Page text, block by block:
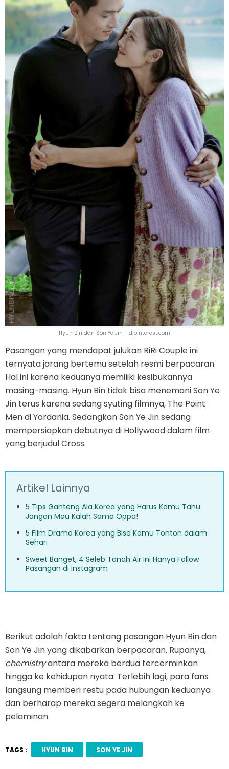
Hyun Bin dan Son Ye Jin | id.pinterest.com
Pasangan yang mendapat julukan RiRi Couple ini
ternyata jarang bertemu setelah resmi berpacaran.
Hal ini karena keduanya memiliki kesibukannya
masing-masing. Hyun Bin tidak bisa menemani Son Ye
Jin terus karena sedang syuting filmnya, The Point
Men di Yordania. Sedangkan Son Ye Jin sedang
mempersiapkan debutnya di Hollywood dalam film
yang berjudul Cross.
Artikel Lainnya
5 Tips Ganteng Ala Korea yang Harus Kamu Tahu.
Jangan Mau Kalah Sama Oppa!
5 FIlm Drama Korea yang Bisa Kamu Tonton dalam
Sehari
Sweet Banget, 4 Seleb Tanah Air Ini Hanya Follow
Pasangan di Instagram
Berikut adalah fakta tentang pasangan Hyun Bin dan
Son Ye Jin yang dikabarkan berpacaran. Rupanya,
chemistryantara mereka berdua tercerminkan
hingga ke kehidupan nyata. Terlebih lagi, para fans
langsung memberi restu pada hubungan keduanya
dan berharap mereka segera melangkah ke
pelaminan.
TAGS : HYUN BIN SON YE JIN